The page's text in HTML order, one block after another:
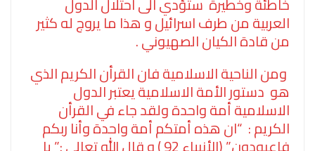
العربية من طرف اسرائيل و هذا ما يروج له كثير
من قادة الكيان الصهيوني .
ومن الناحية الاسلامية فان القرأن الكريم الذي
هو دستور الأمة الاسلامية يعتبر الدول
الاسلامية أمة واحدة ولقد جاء في القرأن
الكريم : “ان هذه أمتكم أمة واحدة وأنا ربكم